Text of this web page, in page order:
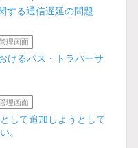
する通信遅延の問題
理画面
けるパス・トラバーサ
理画面
して追加しようとして
。